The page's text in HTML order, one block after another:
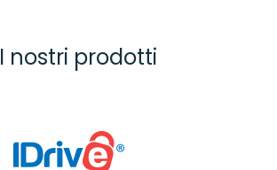
I nostri prodotti